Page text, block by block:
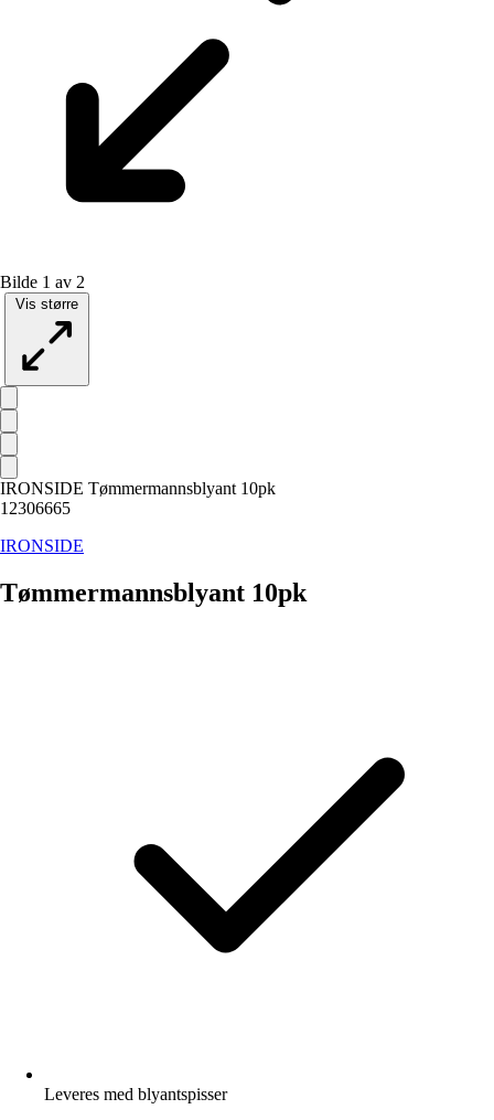
Bilde 1 av 2
Vis større
IRONSIDE Tømmermannsblyant 10pk
12306665
IRONSIDE
Tømmermannsblyant 10pk
Leveres med blyantspisser